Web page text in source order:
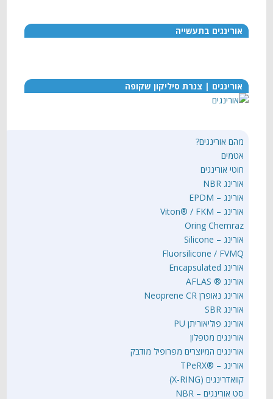
אורינגים בתעשייה
אורינגים | צנרת סיליקון שקופה
מהם אורינגים?
אטמים
חוטי אורינגים
אורינג NBR
אורינג – EPDM
אורינג – Viton® / FKM
Oring Chemraz
אורינג – Silicone
Fluorsilicone / FVMQ
אורינג Encapsulated
אורינג ® AFLAS
אורינג נאופרן Neoprene CR
אורינג SBR
אורינג פוליאוריתן PU
אורינגים מטפלון
אורינגים המיוצרים מפרופיל מודבק
אורינג – ®TPeRX
קוואדרינגים (X-RING)
סט אורינגים – NBR